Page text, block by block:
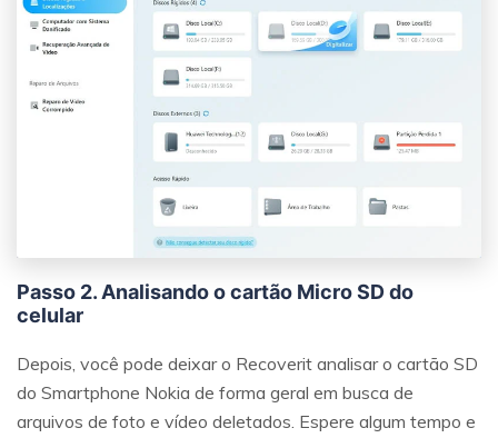
Passo 2. Analisando o cartão Micro SD do
celular
Depois, você pode deixar o Recoverit analisar o cartão SD
do Smartphone Nokia de forma geral em busca de
arquivos de foto e vídeo deletados. Espere algum tempo e